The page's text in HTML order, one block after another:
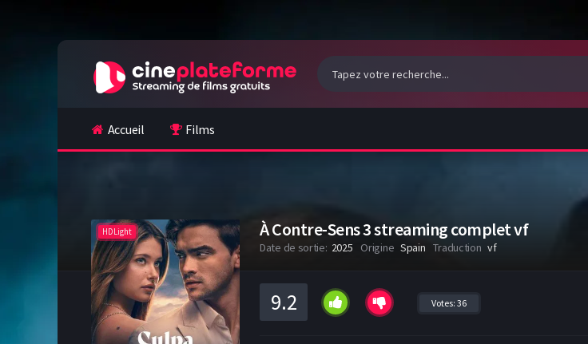
Accueil Films
HDLight À Contre-Sens 3 streaming complet vf
Date de sortie: 2025 Origine Spain Traduction vf
9.2 Votes: 36